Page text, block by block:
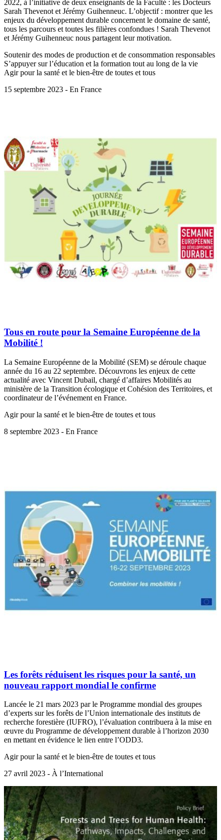
2022, à l’initiative de deux enseignants de la Faculté : les Docteurs
Sarah Thevenot et Jérémy Guihenneuc. L’objectif : montrer que les
enjeux du développement durable concernent le domaine de santé,
tous les parcours et toutes les filières confondues ! Sarah Thevenot
et Jérémy Guihenneuc nous partagent leur motivation.
Soutenir des modes de production et de consommation responsables
S’appuyer sur l’éducation et la formation tout au long de la vie
Agir pour la santé et le bien-être de toutes et tous
15 septembre 2023 - En France
Tous en route pour la Semaine Européenne de la
Mobilité !
La Semaine Européenne de la Mobilité (SEM) se déroule chaque
année du 16 au 22 septembre. Découvrons les enjeux de cette
actualité avec Vincent Dubail, chargé d’affaires Mobilités au
ministère de la Transition écologique et Cohésion des Territoires, et
coordinateur de l’événement en France.
Agir pour la santé et le bien-être de toutes et tous
8 septembre 2023 - En France
Les forêts réduisent les risques pour la santé, un
nouveau rapport mondial le confirme
Lancée le 21 mars 2023 par le Programme mondial des groupes
d’experts sur les forêts de l’Union internationale des instituts de
recherche forestière (IUFRO), l’évaluation contribuera à la mise en
œuvre du Programme de développement durable à l’horizon 2030
en mettant en évidence le lien entre l’ODD3.
Agir pour la santé et le bien-être de toutes et tous
27 avril 2023 - À l’International